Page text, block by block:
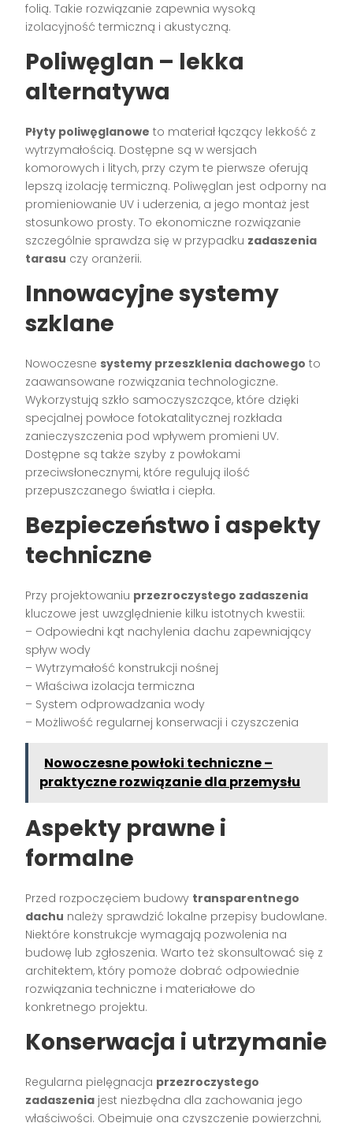
folią. Takie rozwiązanie zapewnia wysoką
izolacyjność termiczną i akustyczną.
Poliwęglan – lekka
alternatywa
Płyty poliwęglanowe to materiał łączący lekkość z
wytrzymałością. Dostępne są w wersjach
komorowych i litych, przy czym te pierwsze oferują
lepszą izolację termiczną. Poliwęglan jest odporny na
promieniowanie UV i uderzenia, a jego montaż jest
stosunkowo prosty. To ekonomiczne rozwiązanie
szczególnie sprawdza się w przypadku zadaszenia
tarasu czy oranżerii.
Innowacyjne systemy
szklane
Nowoczesne systemy przeszklenia dachowego to
zaawansowane rozwiązania technologiczne.
Wykorzystują szkło samoczyszczące, które dzięki
specjalnej powłoce fotokatalitycznej rozkłada
zanieczyszczenia pod wpływem promieni UV.
Dostępne są także szyby z powłokami
przeciwsłonecznymi, które regulują ilość
przepuszczanego światła i ciepła.
Bezpieczeństwo i aspekty
techniczne
Przy projektowaniu przezroczystego zadaszenia
kluczowe jest uwzględnienie kilku istotnych kwestii:
– Odpowiedni kąt nachylenia dachu zapewniający
spływ wody
– Wytrzymałość konstrukcji nośnej
– Właściwa izolacja termiczna
– System odprowadzania wody
– Możliwość regularnej konserwacji i czyszczenia
Nowoczesne powłoki techniczne –
praktyczne rozwiązanie dla przemysłu
Aspekty prawne i
formalne
Przed rozpoczęciem budowy transparentnego
dachu należy sprawdzić lokalne przepisy budowlane.
Niektóre konstrukcje wymagają pozwolenia na
budowę lub zgłoszenia. Warto też skonsultować się z
architektem, który pomoże dobrać odpowiednie
rozwiązania techniczne i materiałowe do
konkretnego projektu.
Konserwacja i utrzymanie
Regularna pielęgnacja przezroczystego
zadaszenia jest niezbędna dla zachowania jego
właściwości. Obejmuje ona czyszczenie powierzchni,